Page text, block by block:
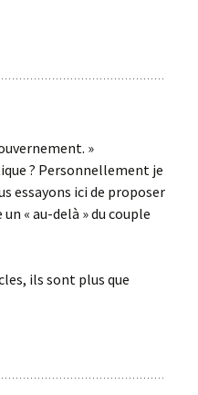
»
? Personnellement je
essayons ici de proposer
« au-delà » du couple
ils sont plus que